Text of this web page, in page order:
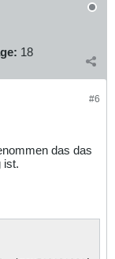
18
#6
das das
ist.